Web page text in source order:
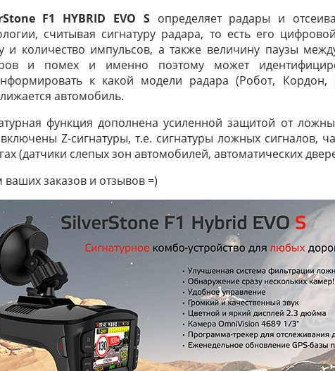
F1 HYBRID EVO Sопределяет радары и
считывая сигнатуру радара, то есть его
и количество импульсов, а также величину паузы
и помех и именно поэтому может
к какой модели радара (Робот,
автомобиль.
функция дополнена усиленной защитой от
Z-сигнатуры, т.е. сигнатуры ложных сигналов,
(датчики слепых зон автомобилей, автоматических
заказов и отзывов =)